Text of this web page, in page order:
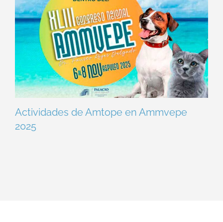
Actividades de Amtope en Ammvepe
2025